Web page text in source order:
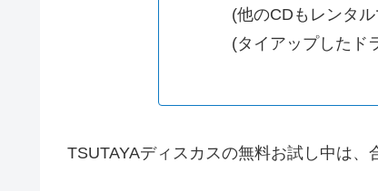
(他のCDもレンタ
(タイアップしたド
TSUTAYAディスカスの無料お試し中は、